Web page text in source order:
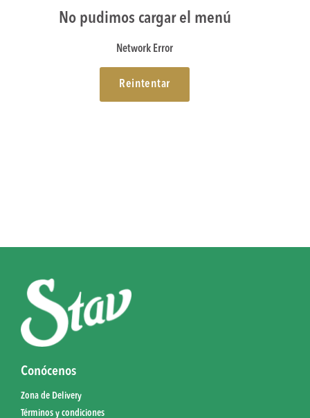
No pudimos cargar el menú
Network Error
Reintentar
Conócenos
Zona de Delivery
Términos y condiciones